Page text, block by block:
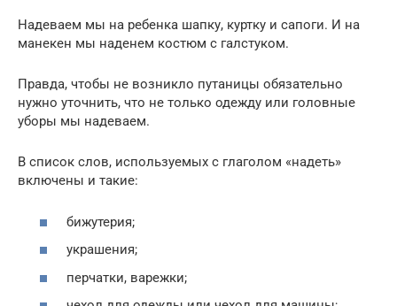
Надеваем мы на ребенка шапку, куртку и сапоги. И на
манекен мы наденем костюм с галстуком.
Правда, чтобы не возникло путаницы обязательно
нужно уточнить, что не только одежду или головные
уборы мы надеваем.
В список слов, используемых с глаголом «надеть»
включены и такие:
бижутерия;
украшения;
перчатки, варежки;